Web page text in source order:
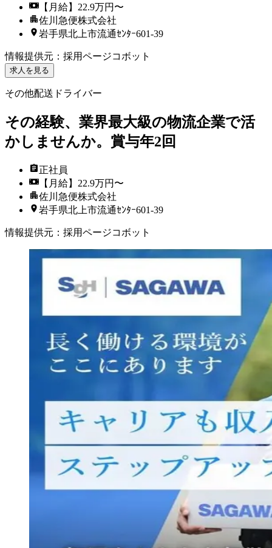
【月給】22.9万円〜
佐川急便株式会社
岩手県北上市流通ｾﾝﾀｰ601-39
情報提供元 ： 採用ページコボット
求人を見る
その他配送ドライバー
その経験、業界最大級の物流企業で活
かしませんか。賞与年2回
正社員
【月給】22.9万円〜
佐川急便株式会社
岩手県北上市流通ｾﾝﾀｰ601-39
情報提供元 ： 採用ページコボット